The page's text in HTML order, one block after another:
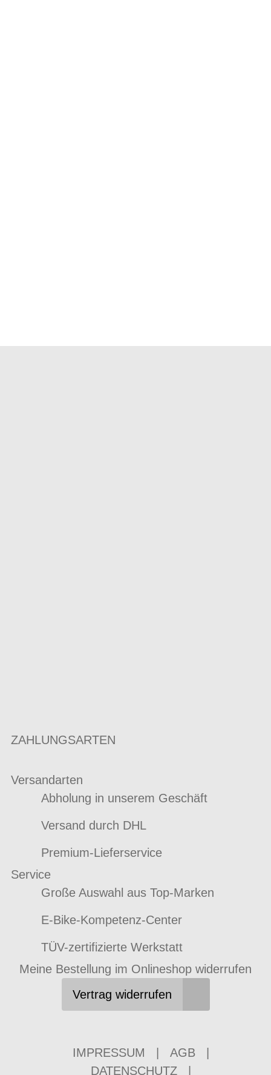
ZAHLUNGSARTEN
Versandarten
Abholung in unserem Geschäft
Versand durch DHL
Premium-Lieferservice
Service
Große Auswahl aus Top-Marken
E-Bike-Kompetenz-Center
TÜV-zertifizierte Werkstatt
Meine Bestellung im Onlineshop widerrufen
Vertrag widerrufen
IMPRESSUM AGB
DATENSCHUTZ